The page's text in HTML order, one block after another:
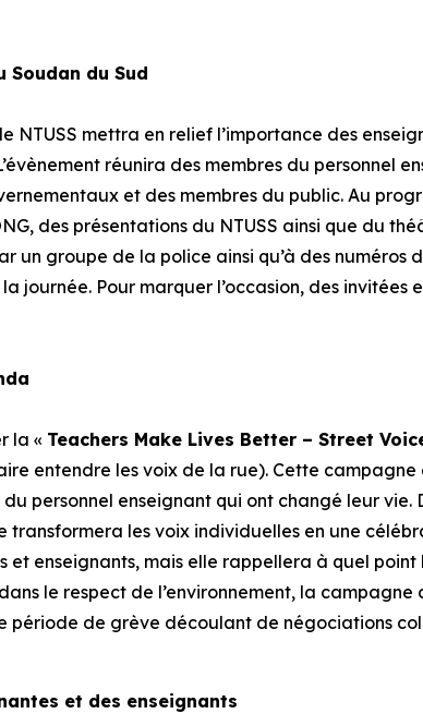
Soudan du Sud
mettra en relief l’importance des
réunira des membres du personnel
et des membres du public. Au
des présentations du NTUSS ainsi que du
un groupe de la police ainsi qu’à des
Pour marquer l’occasion, des invitées
la « Teachers Make Lives Better – Street
entendre les voix de la rue). Cette
personnel enseignant qui ont changé leur vie.
les voix individuelles en une
et enseignants, mais elle rappellera à quel
le respect de l’environnement, la
période de grève découlant de négociations
et des enseignants